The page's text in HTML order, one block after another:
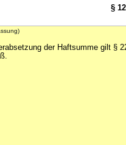
§
der Haftsumme gilt §